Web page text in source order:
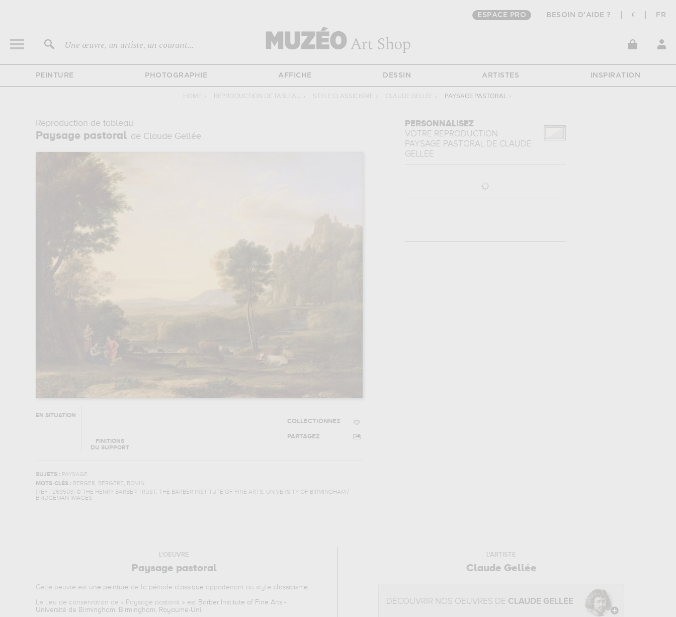
ESPACE PRO BESOIN D'AIDE ? € FR
Une œuvre, un artiste, un courant...
PEINTURE PHOTOGRAPHIE AFFICHE DESSIN ARTISTES INSPIRATION
HOME › REPRODUCTION DE TABLEAU › STYLE CLASSICISME › CLAUDE GELLÉE › PAYSAGE PASTORAL ›
Reproduction de tableau
Paysage pastoral de Claude Gellée
EN SITUATION
FINITIONS
DU SUPPORT
COLLECTIONNEZ
PARTAGEZ
SUJETS : PAYSAGE
MOTS-CLÉS : BERGER, BERGÈRE, BOVIN
(REF : 269503) © THE HENRY BARBER TRUST, THE BARBER INSTITUTE OF FINE ARTS, UNIVERSITY OF BIRMINGHAM /
BRIDGEMAN IMAGES
PERSONNALISEZ
VOTRE REPRODUCTION
PAYSAGE PASTORAL DE CLAUDE
GELLÉE
L'OEUVRE
Paysage pastoral
Cette oeuvre est une peinture de la période classique appartenant au style classicisme.
Le lieu de conservation de « Paysage pastoral » est Barber Institute of Fine Arts -
Université de Birmingham, Birmingham, Royaume-Uni.
L'ARTISTE
Claude Gellée
DÉCOUVRIR NOS OEUVRES DE CLAUDE GELLÉE